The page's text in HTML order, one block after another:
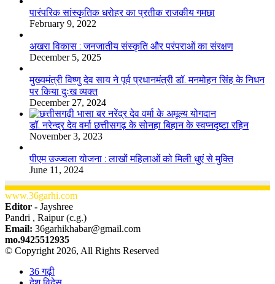
​​​​​​​पारंपरिक सांस्कृतिक धरोहर का प्रतीक राजकीय गमछा
February 9, 2022
अखरा विकास : जनजातीय संस्कृति और परंपराओं का संरक्षण
December 5, 2025
मुख्यमंत्री विष्णु देव साय ने पूर्व प्रधानमंत्री डॉ. मनमोहन सिंह के निधन
पर किया दुःख व्यक्त
December 27, 2024
डॉ. नरेन्द्र देव वर्मा छत्तीसगढ़ के सोनहा बिहान के स्वप्नदृष्टा रहिन
November 3, 2023
पीएम उज्ज्वला योजना : लाखों महिलाओं को मिली धुएं से मुक्ति
June 11, 2024
www.36garhi.com
Editor - Jayshree
Pandri , Raipur (c.g.)
Email: 36garhikhabar@gmail.com
mo.9425512935
© Copyright 2026, All Rights Reserved
36 गढ़ी